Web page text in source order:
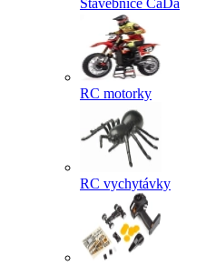
Stavebnice CaDa
RC motorky
RC vychytávky